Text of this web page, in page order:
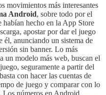
movimientos más interesantes
Android, sobre todo por el
habían hecho en la App Store
apostar por dar el juego
él, anunciando un sistema de
sin banner. Lo más
un modelo más web, buscan el
seguramente a partir del
con hacer las cuentas de
de juego y comparar con lo
Los números en Android